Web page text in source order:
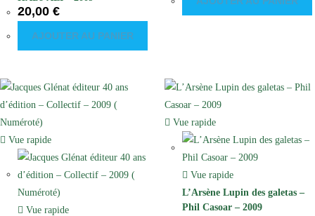
20,00 €
AJOUTER AU PANIER
Vue rapide
Vue rapide
Vue rapide
Vue rapide
L’Arsène Lupin des galetas –
Phil Casoar – 2009